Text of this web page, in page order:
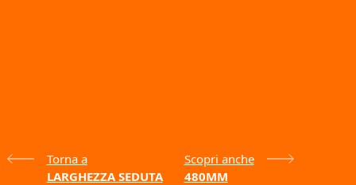
Torna a
LARGHEZZA SEDUTA
Scopri anche
480MM